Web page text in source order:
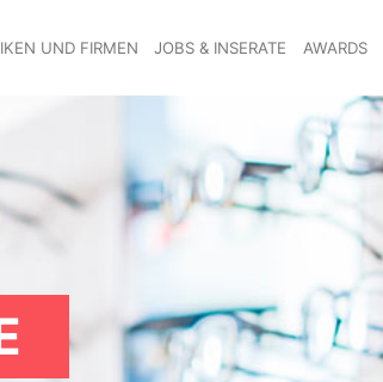
UND FIRMEN JOBS & INSERATE AWARDS